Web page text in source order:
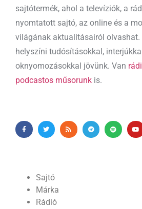
sajtótermék, ahol a televíziók, a
nyomtatott sajtó, az online és a
világának aktualitásairól olvashat.
helyszíni tudósításokkal,
oknyomozásokkal jövünk. Van
podcastos műsorunk is.
Sajtó
Márka
Rádió